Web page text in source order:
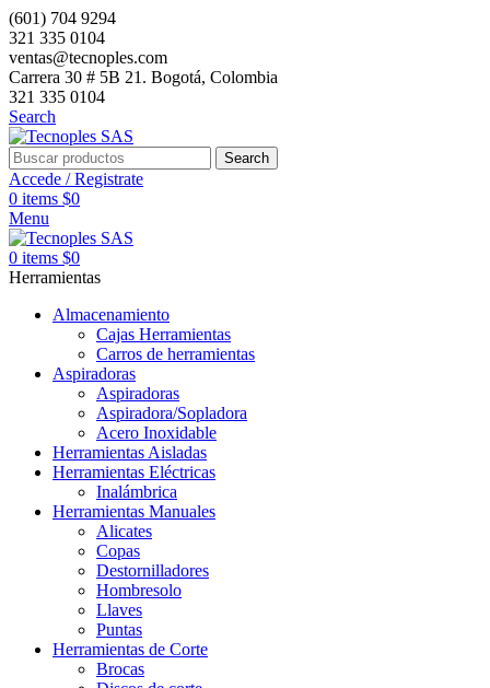
(601) 704 9294
321 335 0104
ventas@tecnoples.com
Carrera 30 # 5B 21. Bogotá, Colombia
321 335 0104
Search
Search
Accede / Registrate
0 items $0
Menu
0 items $0
Herramientas
Almacenamiento
Cajas Herramientas
Carros de herramientas
Aspiradoras
Aspiradoras
Aspiradora/Sopladora
Acero Inoxidable
Herramientas Aisladas
Herramientas Eléctricas
Inalámbrica
Herramientas Manuales
Alicates
Copas
Destornilladores
Hombresolo
Llaves
Puntas
Herramientas de Corte
Brocas